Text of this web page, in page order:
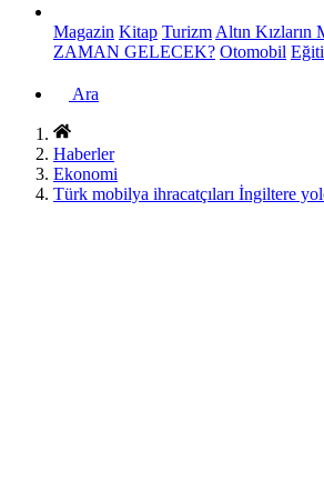
Magazin Kitap Turizm Altın Kızların
ZAMAN GELECEK? Otomobil
Ara
Haberler
Ekonomi
Türk mobilya ihracatçıları İngiltere